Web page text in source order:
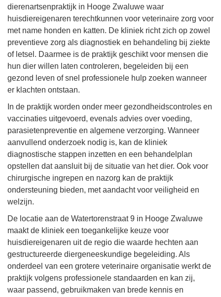
dierenartsenpraktijk in Hooge Zwaluwe waar
huisdiereigenaren terechtkunnen voor veterinaire zorg voor
met name honden en katten. De kliniek richt zich op zowel
preventieve zorg als diagnostiek en behandeling bij ziekte
of letsel. Daarmee is de praktijk geschikt voor mensen die
hun dier willen laten controleren, begeleiden bij een
gezond leven of snel professionele hulp zoeken wanneer
er klachten ontstaan.
In de praktijk worden onder meer gezondheidscontroles en
vaccinaties uitgevoerd, evenals advies over voeding,
parasietenpreventie en algemene verzorging. Wanneer
aanvullend onderzoek nodig is, kan de kliniek
diagnostische stappen inzetten en een behandelplan
opstellen dat aansluit bij de situatie van het dier. Ook voor
chirurgische ingrepen en nazorg kan de praktijk
ondersteuning bieden, met aandacht voor veiligheid en
welzijn.
De locatie aan de Watertorenstraat 9 in Hooge Zwaluwe
maakt de kliniek een toegankelijke keuze voor
huisdiereigenaren uit de regio die waarde hechten aan
gestructureerde diergeneeskundige begeleiding. Als
onderdeel van een grotere veterinaire organisatie werkt de
praktijk volgens professionele standaarden en kan zij,
waar passend, gebruikmaken van brede kennis en